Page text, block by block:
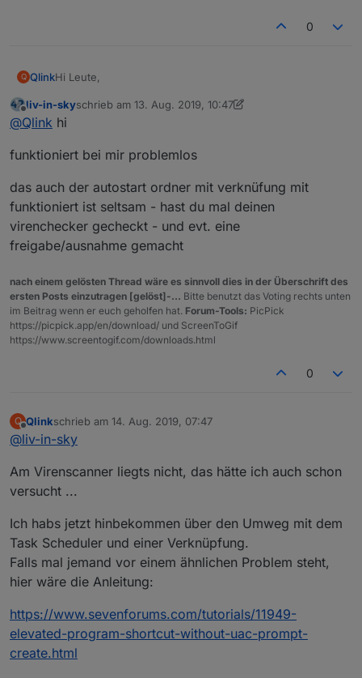
0
Q QlinkHi Leute,
funktioniert bei euch der Autostart von GetAdmin bei
einem Reboot ?
Checkbox bei "Startup" gesetzt ist.
Ordner des Startmenüs zu verknüpfen, aber auch das
funktioniert leider nicht.
dieser Anleitung zu testen.
run-any-application-as-a-windows-service/
Damit lässt sich getadmin problemlos als Service laufen.
Leider hab ich hier das Problem, dass scheinbar die
COMMAND Funktion von getadmin nicht mehr
von getadmin funktioniert tadellos...
Hat jemand eine Idee woran es liegen könnte, dass CMD
nicht mehr funzt, CHK aber schon ... ?
hinbekommen ?
Offline
liv-in-skyschrieb am 13. Aug. 2019, 10:47
zuletzt editiert von liv-in-sky
@Qlink hi
funktioniert bei mir problemlos
das auch der autostart ordner mit verknüfung mit
funktioniert ist seltsam - hast du mal deinen
virenchecker gecheckt - und evt. eine
freigabe/ausnahme gemacht
nach einem gelösten Thread wäre es sinnvoll dies in der Überschrift des
ersten Posts einzutragen [gelöst]-... Bitte benutzt das Voting rechts unten
im Beitrag wenn er euch geholfen hat. Forum-Tools: PicPick
https://picpick.app/en/download/ und ScreenToGif
https://www.screentogif.com/downloads.html
0
Q
Offline
Qlinkschrieb am 14. Aug. 2019, 07:47
zuletzt editiert von
@liv-in-sky
Am Virenscanner liegts nicht, das hätte ich auch schon
versucht ...
Ich habs jetzt hinbekommen über den Umweg mit dem
Task Scheduler und einer Verknüpfung.
Falls mal jemand vor einem ähnlichen Problem steht,
hier wäre die Anleitung:
https://www.sevenforums.com/tutorials/11949-
elevated-program-shortcut-without-uac-prompt-
create.html